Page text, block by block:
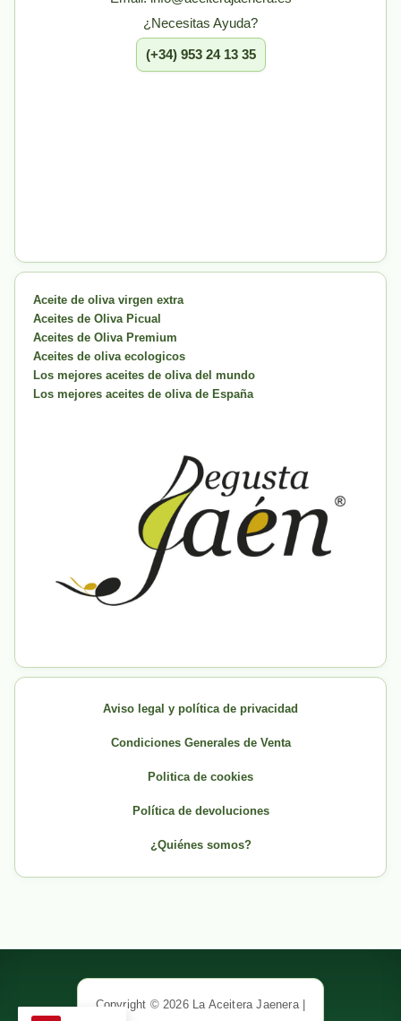
¿Necesitas Ayuda?
(+34) 953 24 13 35
Aceite de oliva virgen extra
Aceites de Oliva Picual
Aceites de Oliva Premium
Aceites de oliva ecologicos
Los mejores aceites de oliva del mundo
Los mejores aceites de oliva de España
Aviso legal y política de privacidad
Condiciones Generales de Venta
Politica de cookies
Política de devoluciones
¿Quiénes somos?
Copyright © 2026 La Aceitera Jaenera |